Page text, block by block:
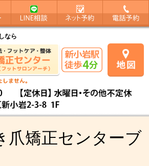
なら
爪矯正センターブ